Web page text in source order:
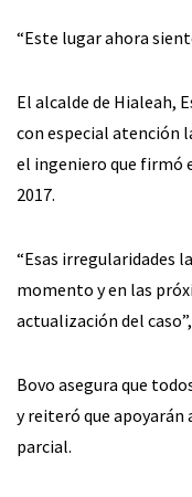
“Este lugar ahora
El alcalde de Hialeah,
con especial atención
el ingeniero que firmó
2017.
“Esas irregularidades
momento y en las
actualización del
Bovo asegura que
y reiteró que
parcial.